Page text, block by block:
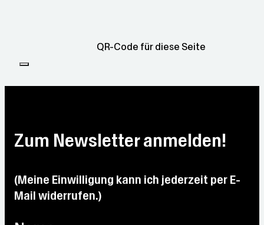
QR-Code für diese Seite
Zum Newsletter anmelden!
(Meine Einwilligung kann ich jederzeit per E-
Mail widerrufen.)